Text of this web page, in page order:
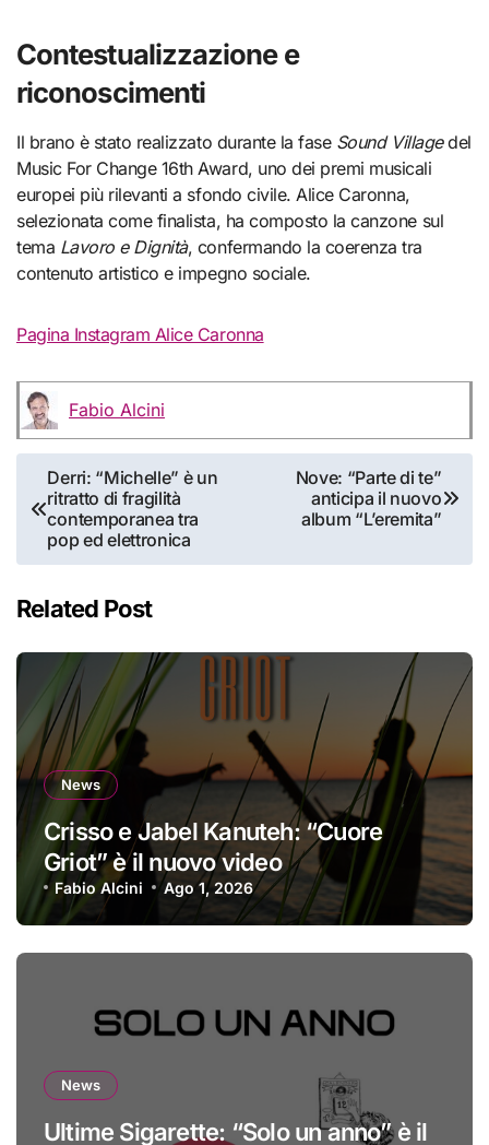
Contestualizzazione e
riconoscimenti
Il brano è stato realizzato durante la fase Sound Villagedel
Music For Change 16th Award, uno dei premi musicali
europei più rilevanti a sfondo civile. Alice Caronna,
selezionata come finalista, ha composto la canzone sul
tema Lavoro e Dignità, confermando la coerenza tra
contenuto artistico e impegno sociale.
Pagina Instagram Alice Caronna
Fabio Alcini
Navigazione
articoli
Derri: “Michelle” è un
ritratto di fragilità
contemporanea tra
pop ed elettronica
Nove: “Parte di te”
anticipa il nuovo
album “L’eremita”
Related Post
News
Crisso e Jabel Kanuteh: “Cuore
Griot” è il nuovo video
Fabio Alcini Ago 1, 2026
News
Ultime Sigarette: “Solo un anno” è il